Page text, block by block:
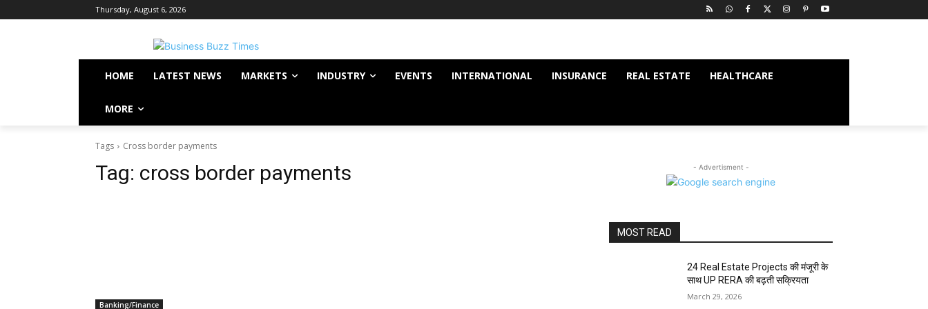
Thursday, August 6, 2026
HOME LATEST NEWS MARKETS INDUSTRY EVENTS INTERNATIONAL INSURANCE REAL ESTATE HEALTHCARE
MORE
Tags Cross border payments
Tag: cross border payments
Banking/Finance
- Advertisment -
MOST READ
24 Real Estate Projects की मंजूरी के
साथ UP RERA की बढ़ती सक्रियता
March 29, 2026